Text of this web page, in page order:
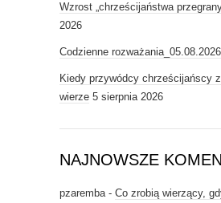
Wzrost „chrześcijaństwa
2026
Codzienne rozważania_05.08.2026
Kiedy przywódcy chrześcijańscy
wierze 5 sierpnia 2026
NAJNOWSZE
pzaremba- Co zrobią wierzący,